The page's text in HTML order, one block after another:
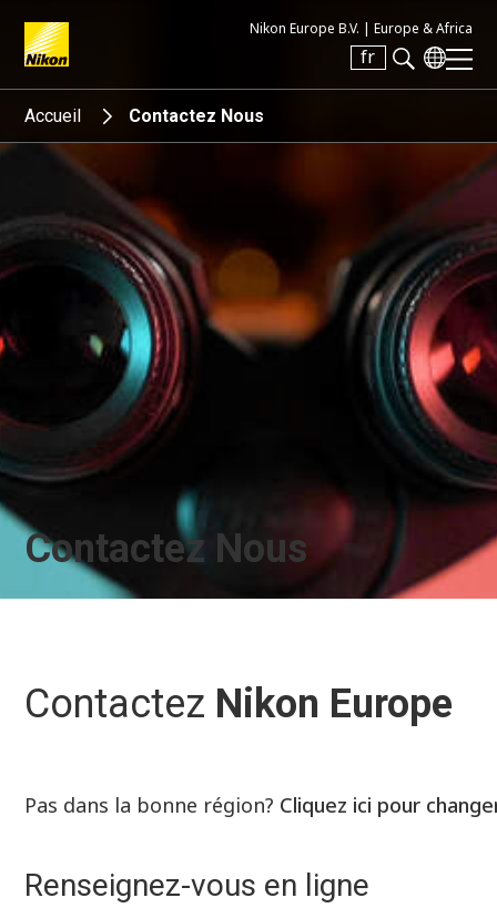
Nikon Europe B.V. | Europe & Africa
fr
Search keyword(s)
Accueil Contactez Nous
Contactez Nous
Contactez Nikon Europe
Pas dans la bonne région? Cliquez ici pour
Renseignez-vous en ligne